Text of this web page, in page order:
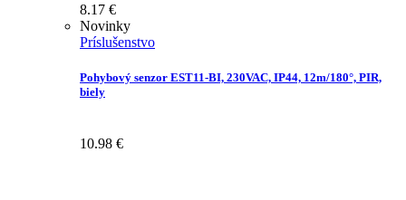
8.17 €
Novinky
Príslušenstvo
Pohybový senzor EST11-BI, 230VAC, IP44, 12m/180°, PIR,
biely
10.98 €